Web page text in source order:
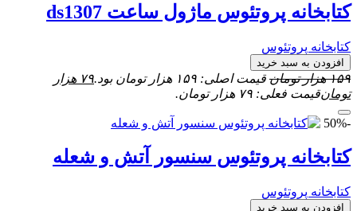
کتابخانه پروتئوس ماژول ساعت ds1307
کتابخانه پروتئوس
افزودن به سبد خرید
۱۵۹ هزار تومان قیمت اصلی: ۱۵۹ هزار تومان بود. ۷۹ هزار
تومانقیمت فعلی: ۷۹ هزار تومان.
-50%
کتابخانه پروتئوس سنسور آتش و شعله
کتابخانه پروتئوس
افزودن به سبد خرید